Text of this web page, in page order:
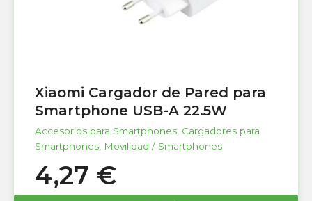
Xiaomi Cargador de Pared para
Smartphone USB-A 22.5W
Accesorios para Smartphones Cargadores para
Smartphones Movilidad / Smartphones
4,27 €